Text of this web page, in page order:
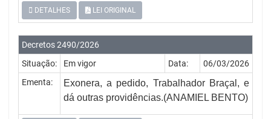
DETALHES LEI ORIGINAL
Decretos 2490/2026
Situação:
Em vigor Data:
06/03/2026
Ementa:
Exonera, a pedido, Trabalhador Braçal, e
dá outras providências.(ANAMIEL BENTO)